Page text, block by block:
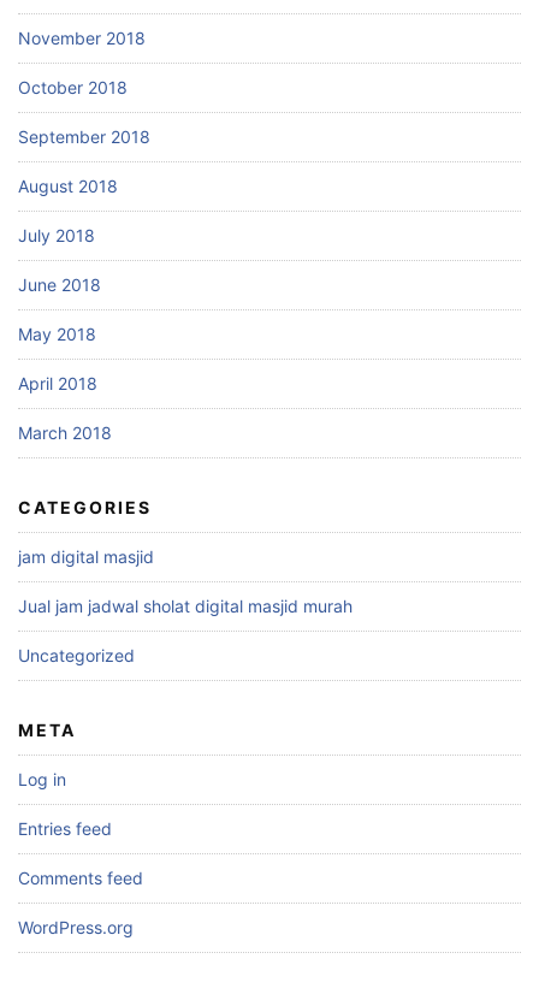
November 2018
October 2018
September 2018
August 2018
July 2018
June 2018
May 2018
April 2018
March 2018
CATEGORIES
jam digital masjid
Jual jam jadwal sholat digital masjid murah
Uncategorized
META
Log in
Entries feed
Comments feed
WordPress.org